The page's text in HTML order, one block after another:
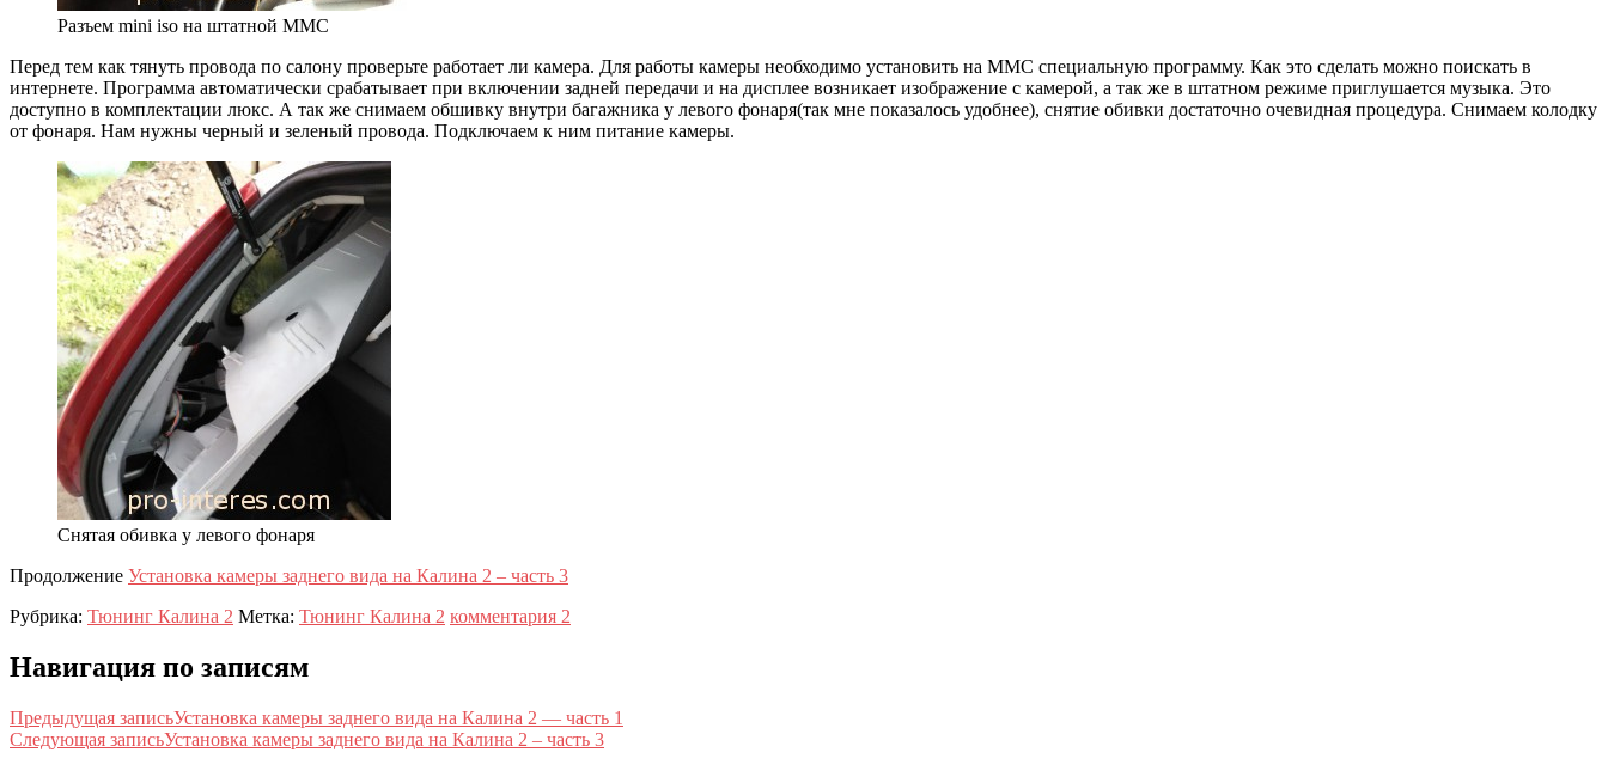
Разъем mini iso на штатной ММС
Перед тем как тянуть провода по салону проверьте работает ли камера. Для работы камеры необходимо установить на ММС специальную программу. Как это сделать можно поискать в
интернете. Программа автоматически срабатывает при включении задней передачи и на дисплее возникает изображение с камерой, а так же в штатном режиме приглушается музыка. Это
доступно в комплектации люкс. А так же снимаем обшивку внутри багажника у левого фонаря(так мне показалось удобнее), снятие обивки достаточно очевидная процедура. Снимаем колодку
от фонаря. Нам нужны черный и зеленый провода. Подключаем к ним питание камеры.
Снятая обивка у левого фонаря
Продолжение Установка камеры заднего вида на Калина 2 – часть 3
Рубрика: Тюнинг Калина 2 Метка: Тюнинг Калина 2 комментария 2
Навигация по записям
Предыдущая записьУстановка камеры заднего вида на Калина 2 — часть 1
Следующая записьУстановка камеры заднего вида на Калина 2 – часть 3